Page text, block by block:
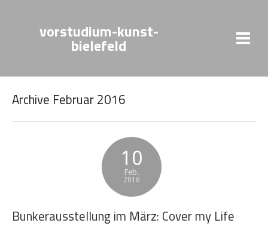
vorstudium-kunst-
bielefeld
Archive Februar 2016
10
Feb.
2016
Bunkerausstellung im März: Cover my Life